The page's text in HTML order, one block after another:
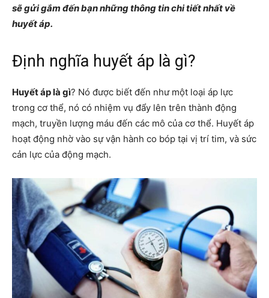
sẽ gửi gắm đến bạn những thông tin chi tiết nhất về
huyết áp.
Định nghĩa huyết áp là gì?
Huyết áp là gì? Nó được biết đến như một loại áp lực
trong cơ thể, nó có nhiệm vụ đẩy lên trên thành động
mạch, truyền lượng máu đến các mô của cơ thể. Huyết áp
hoạt động nhờ vào sự vận hành co bóp tại vị trí tim, và sức
cản lực của động mạch.